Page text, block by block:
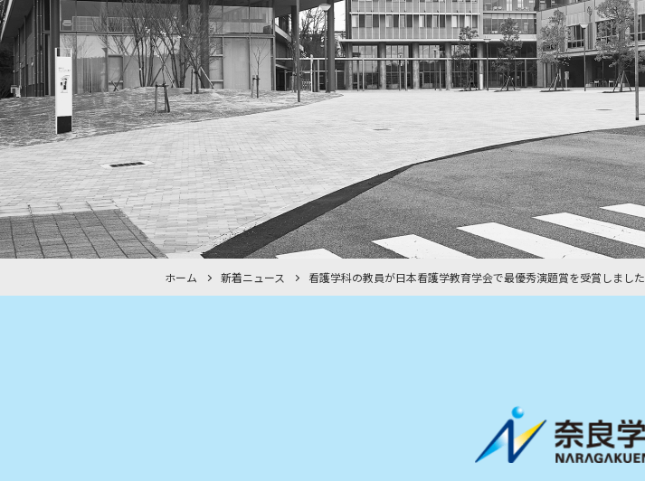
ホーム 新着ニュース 看護学科の教員が日本看護学教育学会で最優秀演題賞を受賞しました